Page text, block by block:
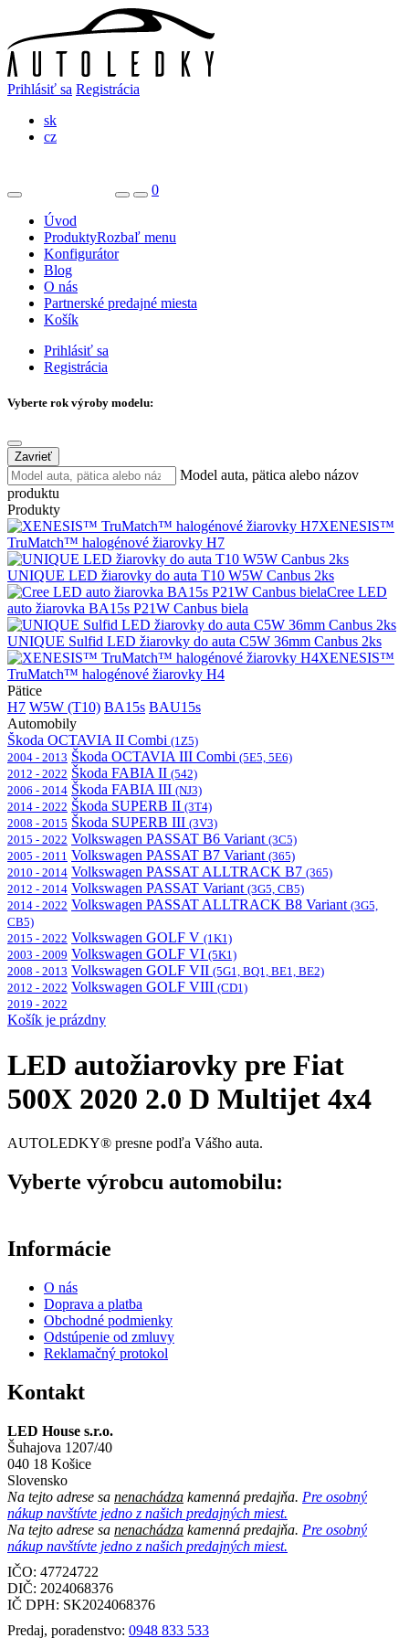
Prihlásiť sa Registrácia
sk
cz
0
Úvod
ProduktyRozbaľ menu
Konfigurátor
Blog
O nás
Partnerské predajné miesta
Košík
Prihlásiť sa
Registrácia
Vyberte rok výroby modelu:
Zavrieť
Model auta, pätica alebo názov
produktu
Produkty
XENESIS™
TruMatch™ halogénové žiarovky H7
UNIQUE LED žiarovky do auta T10 W5W Canbus 2ks
Cree LED
auto žiarovka BA15s P21W Canbus biela
UNIQUE Sulfid LED žiarovky do auta C5W 36mm Canbus 2ks
XENESIS™
TruMatch™ halogénové žiarovky H4
Pätice
H7 W5W (T10) BA15s BAU15s
Automobily
Škoda OCTAVIA II Combi (1Z5)
2004 - 2013 Škoda OCTAVIA III Combi (5E5, 5E6)
2012 - 2022 Škoda FABIA II (542)
2006 - 2014 Škoda FABIA III (NJ3)
2014 - 2022 Škoda SUPERB II (3T4)
2008 - 2015 Škoda SUPERB III (3V3)
2015 - 2022 Volkswagen PASSAT B6 Variant (3C5)
2005 - 2011 Volkswagen PASSAT B7 Variant (365)
2010 - 2014 Volkswagen PASSAT ALLTRACK B7 (365)
2012 - 2014 Volkswagen PASSAT Variant (3G5, CB5)
2014 - 2022 Volkswagen PASSAT ALLTRACK B8 Variant (3G5,
CB5)
2015 - 2022 Volkswagen GOLF V (1K1)
2003 - 2009 Volkswagen GOLF VI (5K1)
2008 - 2013 Volkswagen GOLF VII (5G1, BQ1, BE1, BE2)
2012 - 2022 Volkswagen GOLF VIII (CD1)
2019 - 2022
Košík je prázdny
LED autožiarovky pre Fiat
500X 2020 2.0 D Multijet 4x4
AUTOLEDKY® presne podľa Vášho auta.
Vyberte výrobcu automobilu:
Informácie
O nás
Doprava a platba
Obchodné podmienky
Odstúpenie od zmluvy
Reklamačný protokol
Kontakt
LED House s.r.o.
Šuhajova 1207/40
040 18 Košice
Slovensko
Na tejto adrese sa nenachádza kamenná predajňa. Pre osobný
nákup navštívte jedno z našich predajných miest.
Na tejto adrese sa nenachádza kamenná predajňa. Pre osobný
nákup navštívte jedno z našich predajných miest.
IČO: 47724722
DIČ: 2024068376
IČ DPH: SK2024068376
Predaj, poradenstvo: 0948 833 533